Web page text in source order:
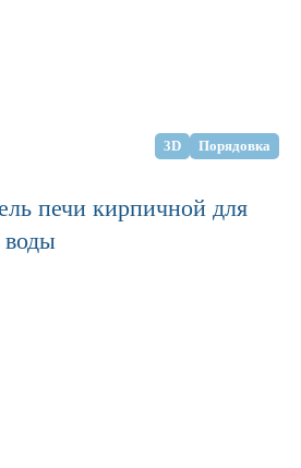
3D Порядовка
печи кирпичной для
воды